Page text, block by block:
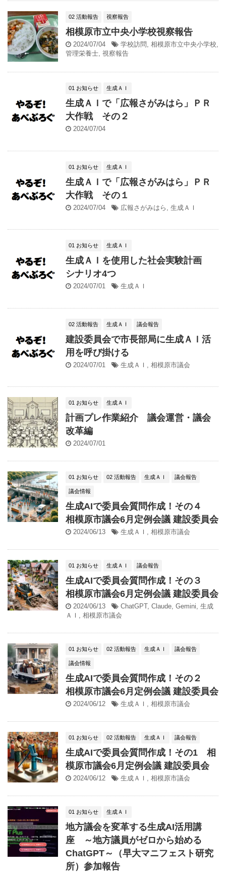
02 活動報告 視察報告
相模原市立中央小学校視察報告
2024/07/04 学校訪問 , 相模原市立中央小学校,
管理栄養士, 視察報告
01 お知らせ 生成ＡＩ
生成ＡＩで「広報さがみはら」ＰＲ
大作戦 その２
2024/07/04
01 お知らせ 生成ＡＩ
生成ＡＩで「広報さがみはら」ＰＲ
大作戦 その１
2024/07/04 広報さがみはら 生成ＡＩ
01 お知らせ 生成ＡＩ
生成ＡＩを使用した社会実験計画
シナリオ4つ
2024/07/01 生成ＡＩ
02 活動報告 生成ＡＩ 議会報告
建設委員会で市長部局に生成ＡＩ活
用を呼び掛ける
2024/07/01 生成ＡＩ 相模原市議会
01 お知らせ 生成ＡＩ
計画プレ作業紹介 議会運営・議会
改革編
2024/07/01
01 お知らせ 02 活動報告 生成ＡＩ 議会報告
議会情報
生成AIで委員会質問作成！その４
相模原市議会6月定例会議 建設委員会
2024/06/13 生成ＡＩ , 相模原市議会
01 お知らせ 生成ＡＩ 議会報告
生成AIで委員会質問作成！その３
相模原市議会6月定例会議 建設委員会
2024/06/13 ChatGPT, Claude, Gemini, 生成
ＡＩ , 相模原市議会
01 お知らせ 02 活動報告 生成ＡＩ 議会報告
議会情報
生成AIで委員会質問作成！その２
相模原市議会6月定例会議 建設委員会
2024/06/12 生成ＡＩ , 相模原市議会
01 お知らせ 02 活動報告 生成ＡＩ 議会報告
生成AIで委員会質問作成！その1 相
模原市議会6月定例会議 建設委員会
2024/06/12 生成ＡＩ , 相模原市議会
01 お知らせ 生成ＡＩ
地方議会を変革する生成AI活用講
座 ～地方議員がゼロから始める
ChatGPT～（早大マニフェスト研究
所）参加報告